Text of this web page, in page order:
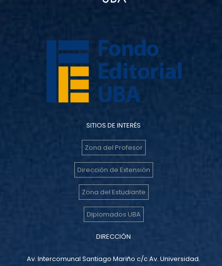
SITIOS DE INTERÉS
Zona del Profesor
Dirección de Extensión
Zona del Estudiante
Diplomados UBA
DIRECCIÓN
Av. Intercomunal Santiago Mariño c/c Av. Universidad.